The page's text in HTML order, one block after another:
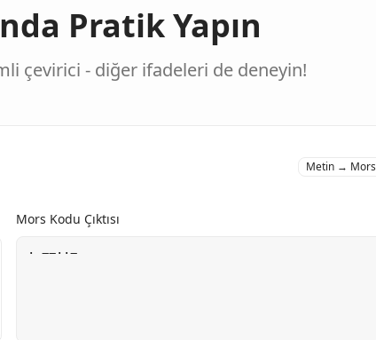
Pratik Yapın
çevirici - diğer ifadeleri de deneyin!
Metin → Mors
Mors Kodu Çıktısı